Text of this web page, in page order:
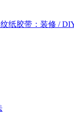
纸胶带：装修 /